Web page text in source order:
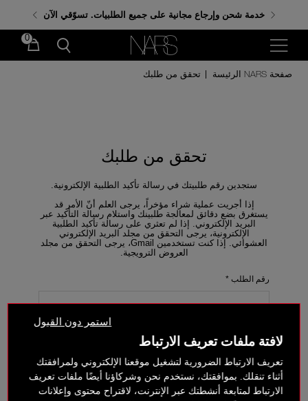
احصلي على هدايا مجانية عند إنفاق 350 ر.س. باستخدام
الكود: GIFTS
خدمة شحن وإرجاع مجانية على جميع الطلبيات. تسوّقي الآن
0
استمر دون القبول
لافتة ملفات تعريف الارتباط
تعريف الارتباط الضرورية لتشغيل موقعنا الإلكتروني ولمرافقتك
أثناء تنقلك. بموافقتك، نستخدم نحن وشركاؤنا أيضًا ملفات تعريف
الارتباط لمتابعة أنشطتك عبر الإنترنت، لاقتراح محتوى وإعلانات
صفحة NARS الرئيسة تحقق من طلبك
تحقق من طلبك
ستجدين رقم طلبيتك في رسالة تأكيد الطلبية الإلكترونية.
إذا أجريت عملية شراء مؤخراً، يرجى العلم أنّ الأمر قد
يستغرق بضع دقائق لمعالجة طلبينك واستلام رسالة التأكيد عبر
البريد الإلكتروني. إذا لم تعثري على رسالة تأكيد الطلبية
الإلكترونية، يرجى التحقق من مجلد البريد الإلكتروني
العشوائي. إذا كنت تستخدمين Gmail، يرجى التحقق من مجلد
العروض الترويجية.
رقم الطلب *